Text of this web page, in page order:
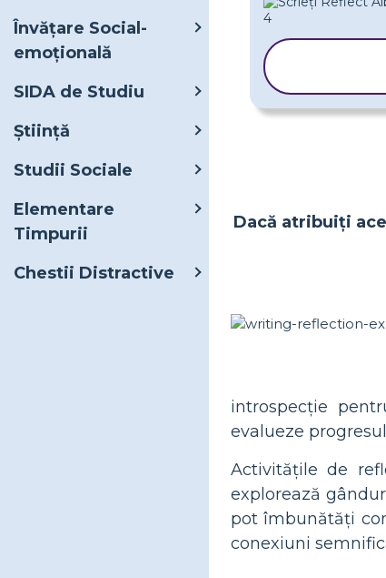
Învățare Social-
emoțională
SIDA de Studiu
Ştiinţă
Studii Sociale
Elementare
Timpurii
Chestii Distractive
Dacă atribuiți
introspecție
evalueze
Activitățile de
explorează
pot îmbunătăți
conexiuni